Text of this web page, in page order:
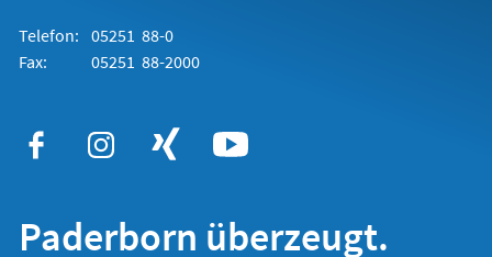
Telefon: 05251 88-0
Fax:
05251 88-2000
Paderborn überzeugt.